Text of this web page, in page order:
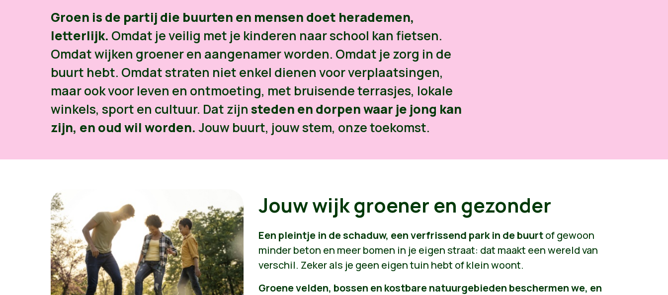
Groen is de partij die buurten en mensen doet herademen,
letterlijk. Omdat je veilig met je kinderen naar school kan fietsen.
Omdat wijken groener en aangenamer worden. Omdat je zorg in de
buurt hebt. Omdat straten niet enkel dienen voor verplaatsingen,
maar ook voor leven en ontmoeting, met bruisende terrasjes, lokale
winkels, sport en cultuur. Dat zijn steden en dorpen waar je jong kan
zijn, en oud wil worden. Jouw buurt, jouw stem, onze toekomst.
Jouw wijk groener en gezonder
Een pleintje in de schaduw, een verfrissend park in de buurtof gewoon
minder beton en meer bomen in je eigen straat: dat maakt een wereld van
verschil. Zeker als je geen eigen tuin hebt of klein woont.
Groene velden, bossen en kostbare natuurgebieden beschermen we, en